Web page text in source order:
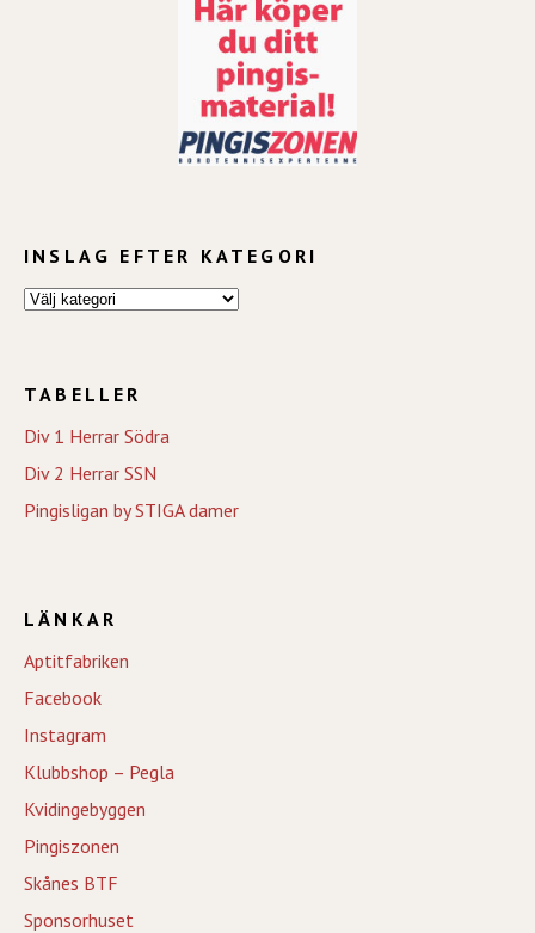
INSLAG EFTER KATEGORI
TABELLER
Div 1 Herrar Södra
Div 2 Herrar SSN
Pingisligan by STIGA damer
LÄNKAR
Aptitfabriken
Facebook
Instagram
Klubbshop – Pegla
Kvidingebyggen
Pingiszonen
Skånes BTF
Sponsorhuset